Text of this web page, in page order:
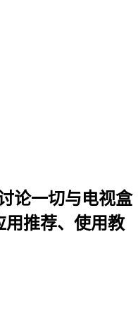
论一切与电视盒
用推荐、使用教